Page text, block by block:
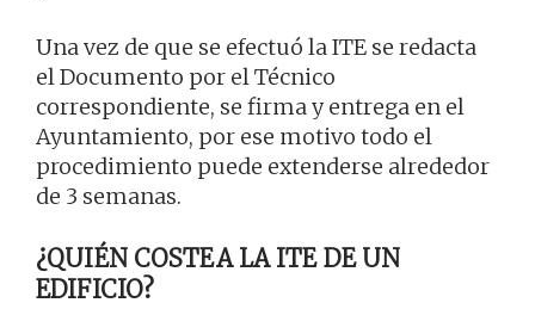
Una vez de que se efectuó la ITE se redacta
el Documento por el Técnico
correspondiente, se firma y entrega en el
Ayuntamiento, por ese motivo todo el
procedimiento puede extenderse alrededor
de 3 semanas.
¿QUIÉN COSTEA LA ITE DE UN
EDIFICIO?